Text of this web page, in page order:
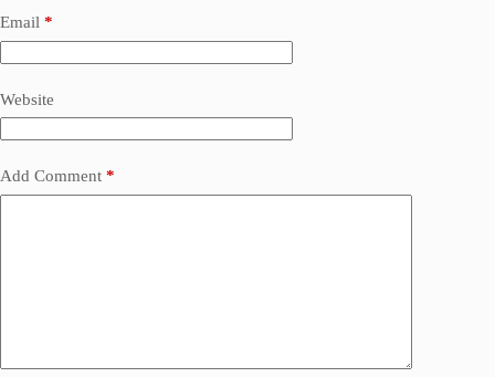
Email *
Website
Add Comment *